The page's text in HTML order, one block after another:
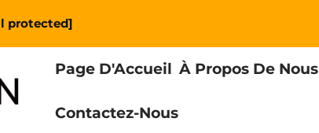
protected]
Page D'Accueil À Propos De Nous
Contactez-Nous